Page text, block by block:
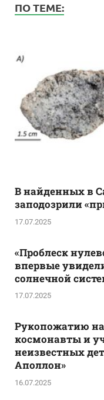
ПО ТЕМЕ:
В найденных в
заподозрили
17.07.2025
«Проблеск
впервые
солнечной
17.07.2025
Рукопожатию
космонавты и
неизвестных
Аполлон»
16.07.2025